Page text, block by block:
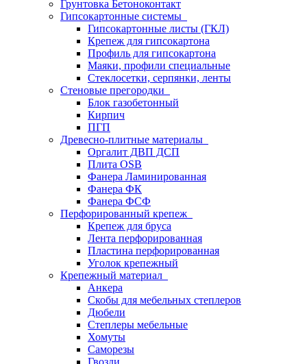
Грунтовка Бетоноконтакт
Гипсокартонные системы
Гипсокартонные листы (ГКЛ)
Крепеж для гипсокартона
Профиль для гипсокартона
Маяки, профили специальные
Стеклосетки, серпянки, ленты
Стеновые прегородки
Блок газобетонный
Кирпич
ПГП
Древесно-плитные материалы
Оргалит ДВП ДСП
Плита OSB
Фанера Ламинированная
Фанера ФК
Фанера ФСФ
Перфорированный крепеж
Крепеж для бруса
Лента перфорированная
Пластина перфорированная
Уголок крепежный
Крепежный материал
Анкера
Скобы для мебельных степлеров
Дюбели
Степлеры мебельные
Хомуты
Саморезы
Гвозди